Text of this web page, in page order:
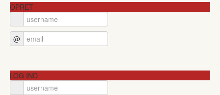
OPRET
@
LOG IND